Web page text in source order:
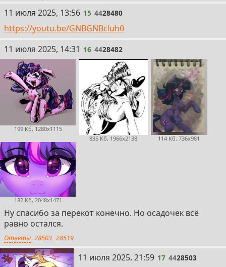
15
11 июля 2025, 13:56 15 4428480
https://youtu.be/GNBGNBcluh0
16
11 июля 2025, 14:31 16 4428482
199 Кб, 1280x1115
835 Кб, 1966x2138
114 Кб, 736x981
182 Кб, 2048x1471
Ну спасибо за перекот конечно. Но осадочек всё
равно остался.
Ответы 28503 28519
17
11 июля 2025, 21:59 17 4428503